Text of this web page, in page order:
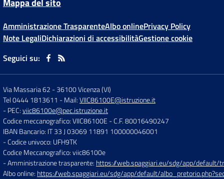
Mappa del sito
Amministrazione TrasparenteAlbo onlinePrivacy Policy
Note LegaliDichiarazioni di accessibilitàGestione cookie
Seguici su:
Via Massaria 62 -36100 Vicenza (VI)
Tel 0444 1813611 - Mail:VIIC86100E@istruzione.it
- PEC:viic86100e@pec.istruzione.it
Codice meccanografico: VIIC86100E - C.F. 80016490247
IBAN Bancario: IT 33 J 03069 11891 100000046001
- Codice univoco: UFH9TK
Codice Meccanografico: viic86100e
- Amministrazione trasparente: https://web.spaggiari.eu/sdg/app/default/
Albo online: https://web.spaggiari.eu/sdg/app/default/